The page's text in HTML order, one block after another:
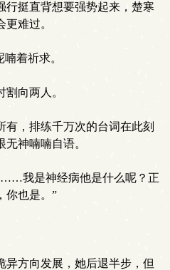
行挺直背想要强势起来，楚寒
难过。
着祈求。
向两人。
有，排练千万次的台词在此刻
神喃喃自语。
……我是神经病他是什么呢？正
你也是。”
异方向发展，她后退半步，但